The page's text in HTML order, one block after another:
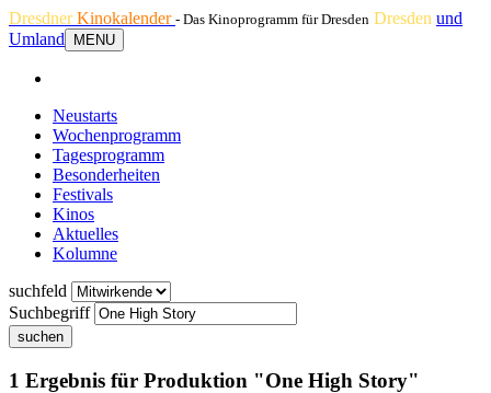
DresdnerKinokalender - Das Kinoprogramm für Dresden Dresden und
Umland
MENU
Neustarts
Wochenprogramm
Tagesprogramm
Besonderheiten
Festivals
Kinos
Aktuelles
Kolumne
suchfeld
Suchbegriff
suchen
1 Ergebnis für Produktion "One High Story"